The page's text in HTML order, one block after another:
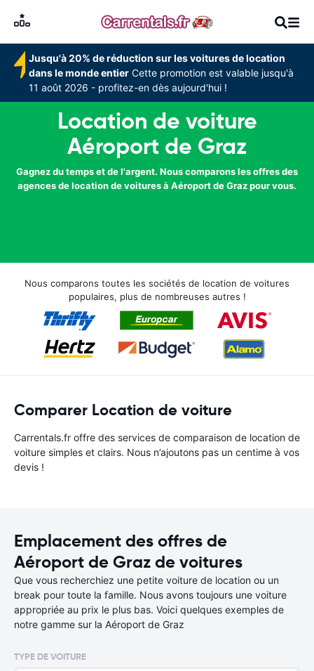
Jusqu'à 20% de réduction sur les voitures de location
dans le monde entier Cette promotion est valable jusqu'à
11 août 2026 - profitez-en dès aujourd'hui !
Location de voiture
Aéroport de Graz
Gagnez du temps et de l'argent. Nous comparons les offres des
agences de location de voitures à Aéroport de Graz pour vous.
Nous comparons toutes les sociétés de location de voitures
populaires, plus de nombreuses autres !
Comparer Location de voiture
Carrentals.fr offre des services de comparaison de location de
voiture simples et clairs. Nous n’ajoutons pas un centime à vos
devis !
Emplacement des offres de
Aéroport de Graz de voitures
Que vous recherchiez une petite voiture de location ou un
break pour toute la famille. Nous avons toujours une voiture
appropriée au prix le plus bas. Voici quelques exemples de
notre gamme sur la Aéroport de Graz
TYPE DE VOITURE